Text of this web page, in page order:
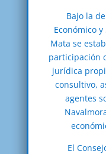
Bajo la
Económico
Mata se
participación
jurídica
consultivo,
agentes
El